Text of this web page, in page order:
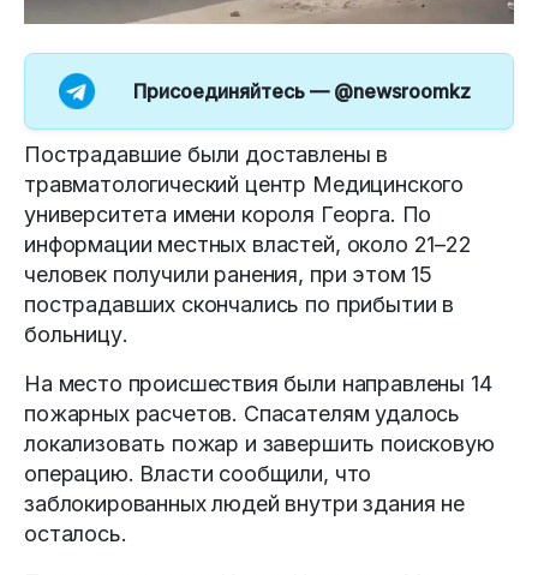
Присоединяйтесь — @newsroomkz
Пострадавшие были доставлены в
травматологический центр Медицинского
университета имени короля Георга. По
информации местных властей, около 21–22
человек получили ранения, при этом 15
пострадавших скончались по прибытии в
больницу.
На место происшествия были направлены 14
пожарных расчетов. Спасателям удалось
локализовать пожар и завершить поисковую
операцию. Власти сообщили, что
заблокированных людей внутри здания не
осталось.